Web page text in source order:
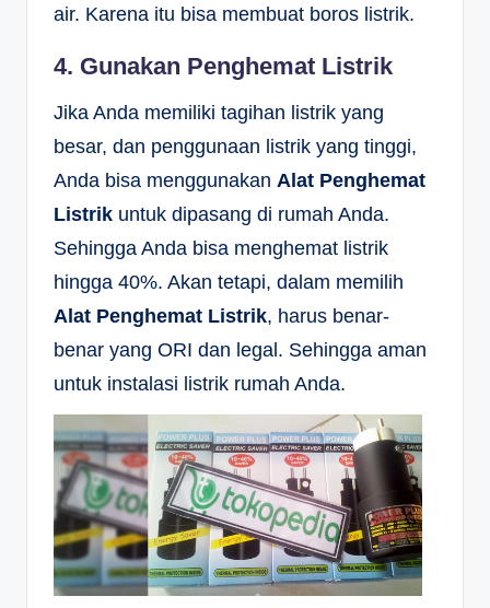
air. Karena itu bisa membuat boros listrik.
4. Gunakan Penghemat Listrik
Jika Anda memiliki tagihan listrik yang
besar, dan penggunaan listrik yang tinggi,
Anda bisa menggunakan Alat Penghemat
Listrik untuk dipasang di rumah Anda.
Sehingga Anda bisa menghemat listrik
hingga 40%. Akan tetapi, dalam memilih
Alat Penghemat Listrik, harus benar-
benar yang ORI dan legal. Sehingga aman
untuk instalasi listrik rumah Anda.